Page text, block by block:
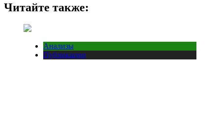
Читайте также:
Анализы
Публикации